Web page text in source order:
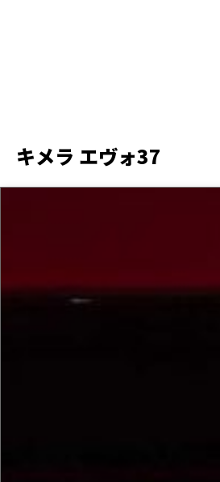
キメラ エヴォ37